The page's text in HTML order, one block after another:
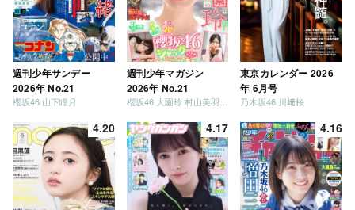
週刊少年サンデー
2026年 No.21
櫻坂46 山下瞳月
週刊少年マガジン
2026年 No.21
東京カレンダー 2026
年 6月号
乃木坂46 川﨑桜
4.20 4.17 4.16